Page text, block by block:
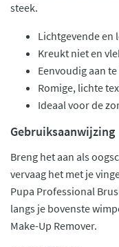
steek.
Lichtgevende en
Kreukt niet en
Eenvoudig aan
Romige, lichte
Ideaal voor de
Gebruiksaanwijzing
Breng het aan als
vervaag het met je
Pupa Professional
langs je bovenste
Make-Up Remover.